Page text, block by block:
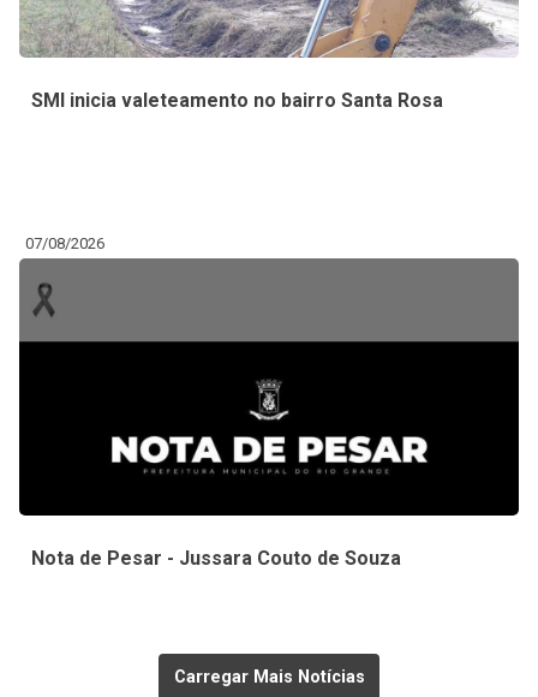
SMI inicia valeteamento no bairro Santa Rosa
07/08/2026
Nota de Pesar - Jussara Couto de Souza
Carregar Mais Notícias